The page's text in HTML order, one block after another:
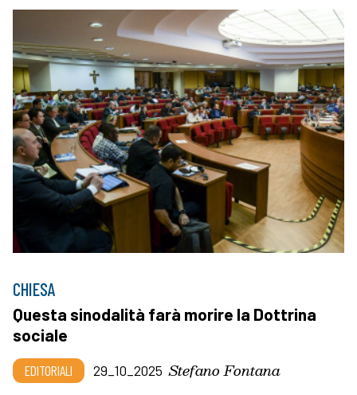
CHIESA
Questa sinodalità farà morire la Dottrina
sociale
EDITORIALI 29_10_2025 Stefano Fontana